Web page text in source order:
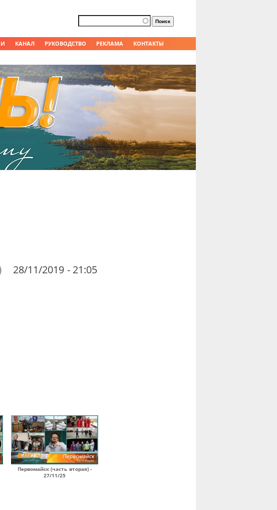
КАНАЛ РУКОВОДСТВО РЕКЛАМА КОНТАКТЫ
Форма поиска
Поиск
28/11/2019 - 21:05
Первомайск (часть вторая) -
27/11/25